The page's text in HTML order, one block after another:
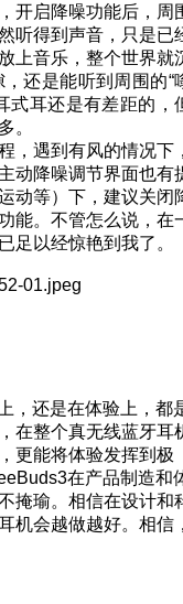
开启降噪功能后，周
听得到声音，只是已
上音乐，整个世界就
还是能听到周围的“
式耳还是有差距的，
。
，遇到有风的情况下
动降噪调节界面也有
动等）下，建议关闭
能。不管怎么说，在
足以经惊艳到我了。
，还是在体验上，都
在整个真无线蓝牙耳
更能将体验发挥到极
在产品制造和
掩瑜。相信在设计和
机会越做越好。相信